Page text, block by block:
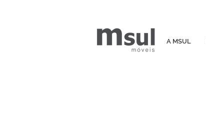
A MSUL